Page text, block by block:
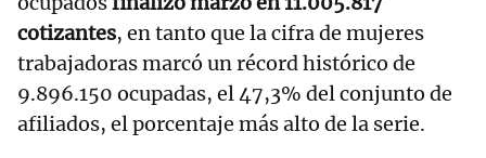
cotizantes, en tanto que la cifra de mujeres
trabajadoras marcó un récord histórico de
9.896.150 ocupadas, el 47,3% del conjunto de
afiliados, el porcentaje más alto de la serie.